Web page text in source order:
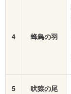
4 蜂鳥の羽
5 吠猿の尾